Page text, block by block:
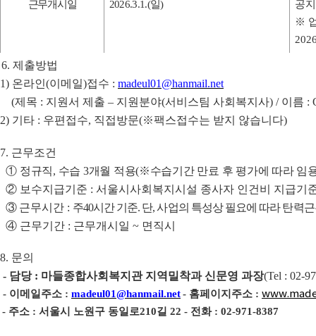
근무개시일 2026.3.1.(일)
공
※
6. 제출방법
1) 온라인(이메일)접수 : madeul01@hanmail.net
(제목 : 지원서 제출 – 지원분야(서비스팀 사회복지사) / 이름 :
2) 기타 : 우편접수, 직접방문(※팩스접수는 받지 않습니다)
7. 근무조건
① 정규직, 수습 3개월 적용(※수습기간 만료 후 평가에 따라 임
② 보수지급기준 : 서울시사회복지시설 종사자 인건비 지급기
③ 근무시간 : 주40시간 기준. 단,사업의 특성상 필요에 따라 탄력
④ 근무기간 : 근무개시일 ~ 면직시
8. 문의
- 담당 : 마들종합사회복지관 지역밀착과 신문영 과장(Tel : 02-
- 이메일주소 : madeul01@hanmail.net- 홈페이지주소 :
- 주소 : 서울시 노원구 동일로210길 22 - 전화 : 02-971-8387